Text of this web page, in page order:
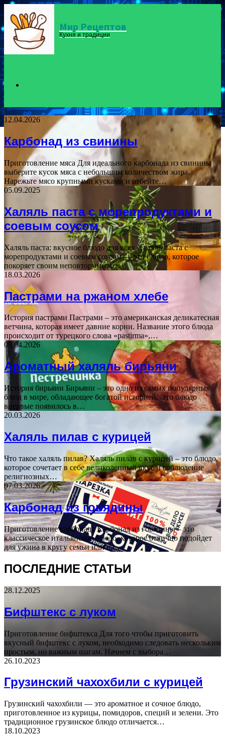
Menu Мир Рецептов
Кухня и традиции
12.04.2026
Карбонад из свинины
Приготовление мяса Для идеального карбонада из свинины
выберите кусок мяса с небольшим количеством жира.
Нарежьте мясо крупными кусками и отбейте…
05.09.2025
Халяль паста с морепродуктами и
соевым соусом
Халяль паста: вкусное блюдо для всех Халяль паста с
морепродуктами и соевым соусом — это блюдо, которое
покоряет своим неповторимым…
18.03.2026
Пастрами на ржаном хлебе
История пастрами Пастрами – это американская деликатесная
ветчина, которая имеет давние корни. Название этого блюда
происходит от турецкого слова «pastirma»,…
09.04.2026
Ароматный халяль бирьяни
История бирьяни Бирьяни – это одно из самых популярных
блюд в мире, обладающее богатой историей. Это блюдо
впервые появилось в…
20.03.2026
Халяль пилав с курицей
Что такое халяль пилав? Халяль пилав с курицей – это блюдо,
которое сочетает в себе великолепный вкус и соблюдение
религиозных…
07.03.2026
Карбонад из говядины
Приготовление карбонада Карбонад из говядины – это
классическое итальянское блюдо, которое отлично подойдет
для ужина в кругу семьи или на…
ПОСЛЕДНИЕ СТАТЬИ
28.12.2025
Бифштекс с луком
Приготовление бифштекса Для того чтобы приготовить
вкусный бифштекс с луком, необходимо следовать нескольким
простым, но важным шагам. Начнем с выбора…
26.10.2023
Грузинский чахохбили с курицей
Грузинский чахохбили — это ароматное и сочное блюдо,
приготовленное из курицы, помидоров, специй и зелени. Это
традиционное грузинское блюдо отличается…
18.10.2023